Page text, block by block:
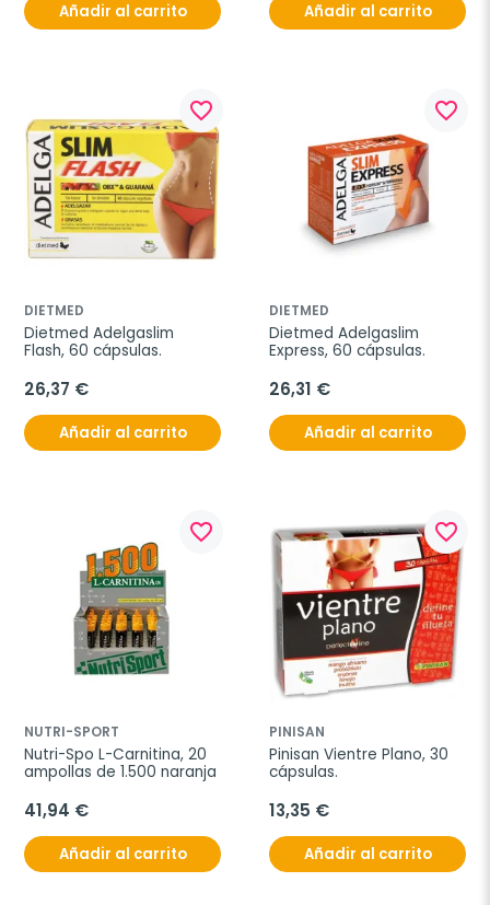
Añadir al carrito Añadir al carrito
favorite_border
DIETMED
Dietmed Adelgaslim
Flash, 60 cápsulas.
26,37 €
Añadir al carrito
favorite_border
DIETMED
Dietmed Adelgaslim
Express, 60 cápsulas.
26,31 €
Añadir al carrito
favorite_border
NUTRI-SPORT
Nutri-Spo L-Carnitina, 20
ampollas de 1.500 naranja
41,94 €
Añadir al carrito
favorite_border
PINISAN
Pinisan Vientre Plano, 30
cápsulas.
13,35 €
Añadir al carrito